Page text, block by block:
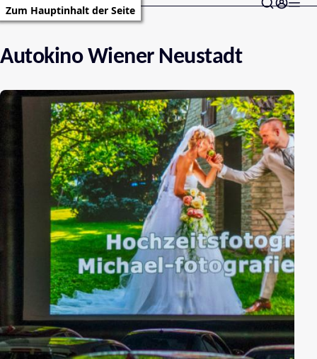
Zum Hauptinhalt der Seite
Autokino Wiener Neustadt